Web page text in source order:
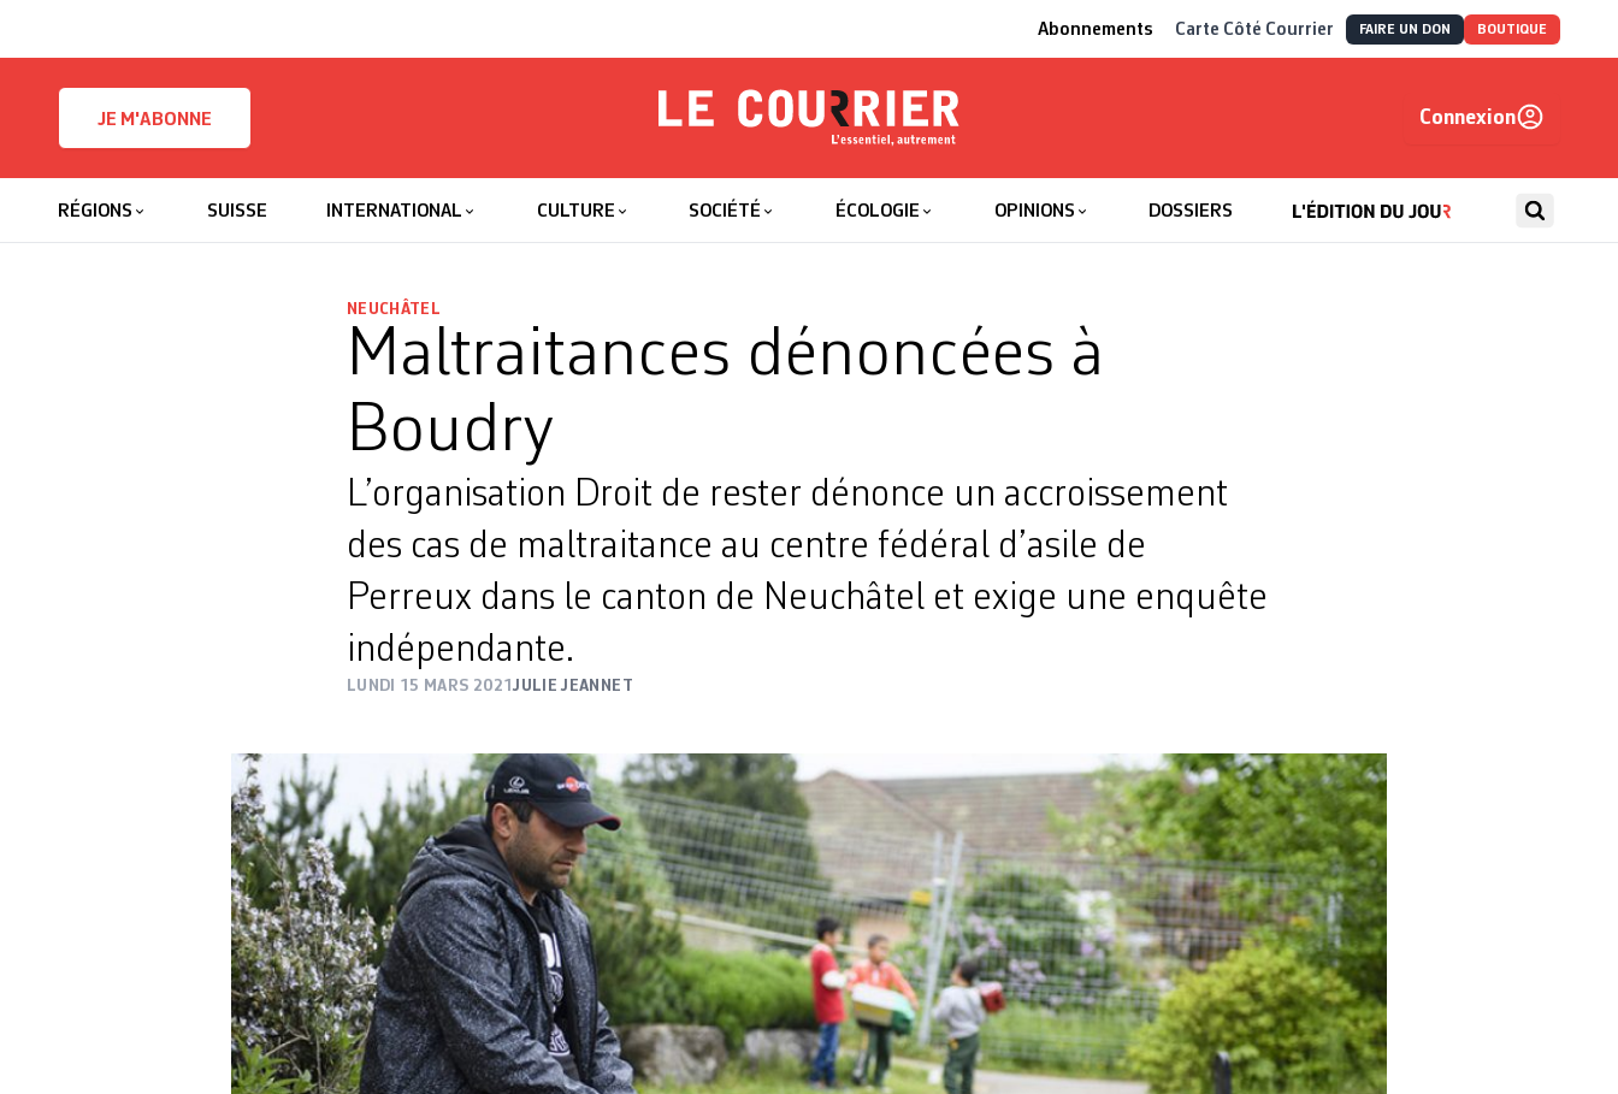
Abonnements Carte Côté Courrier FAIRE UN DON BOUTIQUE
JE M'ABONNE
Le Courrier
Connexion
RÉGIONS SUISSE INTERNATIONAL CULTURE SOCIÉTÉ ÉCOLOGIE OPINIONS DOSSIERS
NEUCHÂTEL
Maltraitances dénoncées à
Boudry
L’organisation Droit de rester dénonce un accroissement
des cas de maltraitance au centre fédéral d’asile de
Perreux dans le canton de Neuchâtel et exige une enquête
indépendante.
LUNDI 15 MARS 2021JULIE JEANNET